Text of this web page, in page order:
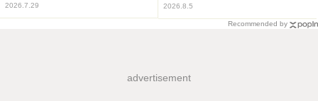
2026.7.29 2026.8.5
Recommended by
advertisement